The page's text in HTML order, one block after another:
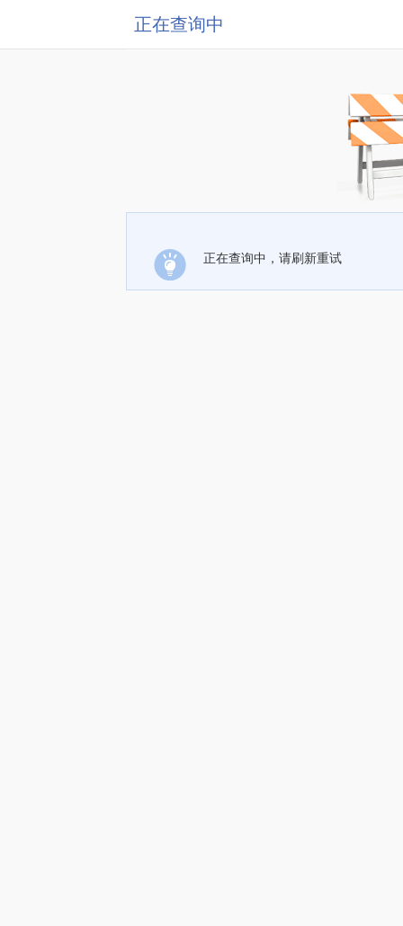
正在查询中
正在查询中，请刷新重试